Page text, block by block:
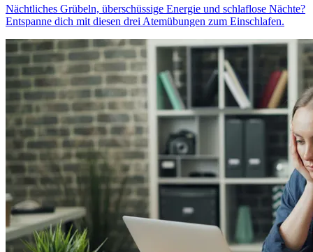
Nächtliches Grübeln, überschüssige Energie und schlaflose Nächte?
Entspanne dich mit diesen drei Atemübungen zum Einschlafen.